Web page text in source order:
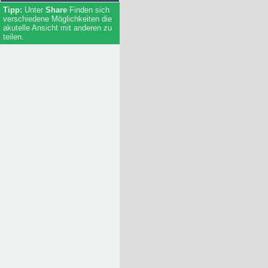
Handwerker / Dienstleister
Firmen
Bildungseinrichtungen
Unter Share Finden sich
verschiedene Möglichkeiten die
akutelle Ansicht mit anderen zu
teilen.